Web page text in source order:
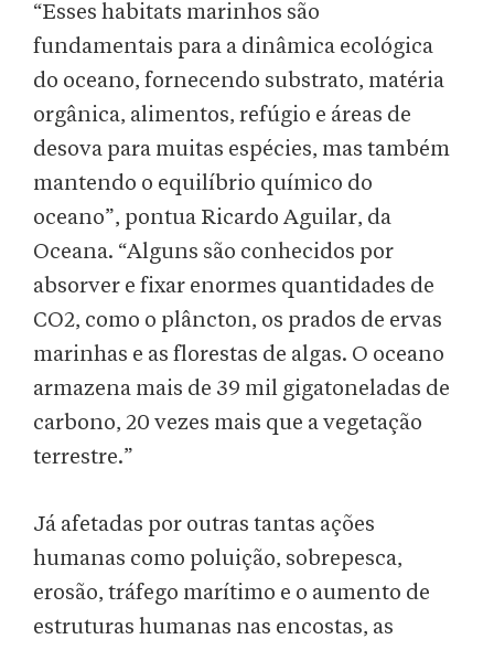
“Esses habitats marinhos são
fundamentais para a dinâmica ecológica
do oceano, fornecendo substrato, matéria
orgânica, alimentos, refúgio e áreas de
desova para muitas espécies, mas também
mantendo o equilíbrio químico do
oceano”, pontua Ricardo Aguilar, da
Oceana. “Alguns são conhecidos por
absorver e fixar enormes quantidades de
CO2, como o plâncton, os prados de ervas
marinhas e as florestas de algas. O oceano
armazena mais de 39 mil gigatoneladas de
carbono, 20 vezes mais que a vegetação
terrestre.”
Já afetadas por outras tantas ações
humanas como poluição, sobrepesca,
erosão, tráfego marítimo e o aumento de
estruturas humanas nas encostas, as